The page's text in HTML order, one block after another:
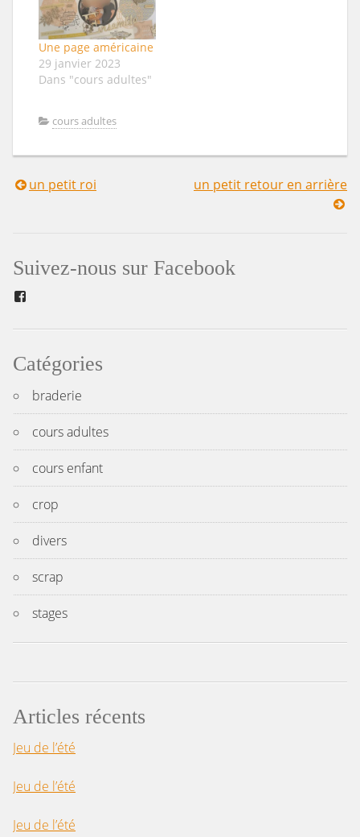
Une page américaine
29 janvier 2023
Dans "cours adultes"
cours adultes
Navigation
l’article
un petit roi un petit retour en arrière
Suivez-nous sur Facebook
Catégories
braderie
cours adultes
cours enfant
crop
divers
scrap
stages
Articles récents
Jeu de l’été
Jeu de l’été
Jeu de l’été